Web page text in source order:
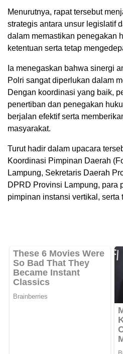
Menurutnya, rapat tersebut
strategis antara unsur legislatif
dalam memastikan penegakan
ketentuan serta tetap
Ia menegaskan bahwa sinergi
Polri sangat diperlukan dalam
Dengan koordinasi yang baik,
penertiban dan penegakan
berjalan efektif serta
masyarakat.
Turut hadir dalam upacara
Koordinasi Pimpinan Daerah
Lampung, Sekretaris Daerah
DPRD Provinsi Lampung, para
pimpinan instansi vertikal,